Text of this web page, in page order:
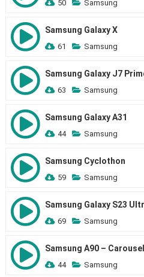
50 Samsung
Samsung Galaxy X
61 Samsung
Samsung Galaxy J7
63 Samsung
Samsung Galaxy A31
44 Samsung
Samsung Cyclothon
59 Samsung
Samsung Galaxy S23
69 Samsung
Samsung A90 – Carousel
44 Samsung